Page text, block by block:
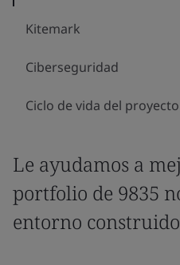
Kitemark
Ciberseguridad
Ciclo de vida del proyecto
Le ayudamos a
portfolio de 9835
entorno construido